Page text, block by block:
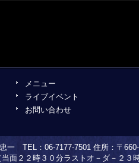
メニュー
ライブイベント
お問い合わせ
一 TEL：06-7177-7501 住所：〒
面２２時３０分ラストオ－ダ－２